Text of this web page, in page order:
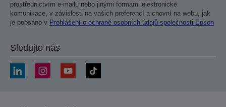
prostřednictvím e-mailu nebo jinými formami elektronické
komunikace, v závislosti na vašich preferencí a chovní na webu, jak
je popsáno v Prohlášení o ochraně osobních údajů společnosti Epson
Sledujte nás